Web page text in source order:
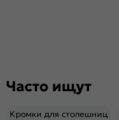
Часто ищут
Кромки для столешниц